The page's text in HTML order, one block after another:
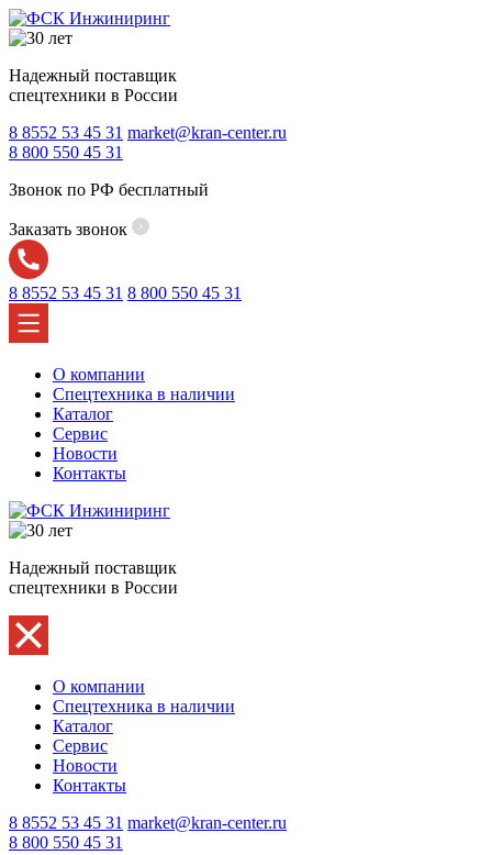
Надежный поставщик
спецтехники в России
8 8552 53 45 31 market@kran-center.ru
8 800 550 45 31
Звонок по РФ бесплатный
Заказать звонок
8 8552 53 45 31 8 800 550 45 31
О компании
Спецтехника в наличии
Каталог
Сервис
Новости
Контакты
Надежный поставщик
спецтехники в России
О компании
Спецтехника в наличии
Каталог
Сервис
Новости
Контакты
8 8552 53 45 31 market@kran-center.ru
8 800 550 45 31